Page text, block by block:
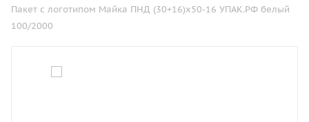
Пакет с логотипом Майка ПНД (30+16)х50-16 УПАК.РФ белый
100/2000